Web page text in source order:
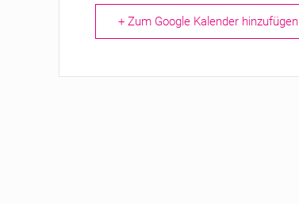
+ Zum Google Kalender hinzufügen